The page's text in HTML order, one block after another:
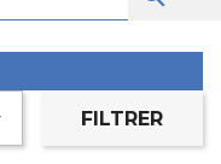
FILTRER